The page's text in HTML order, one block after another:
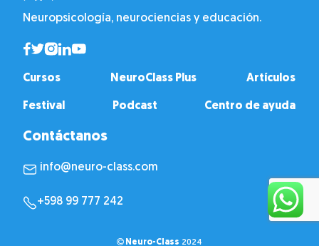
Neuropsicología, neurociencias y educación.
Cursos NeuroClass Plus Artículos
Festival Podcast Centro de ayuda
Contáctanos
info@neuro-class.com
+598 99 777 242
Neuro-Class 2024